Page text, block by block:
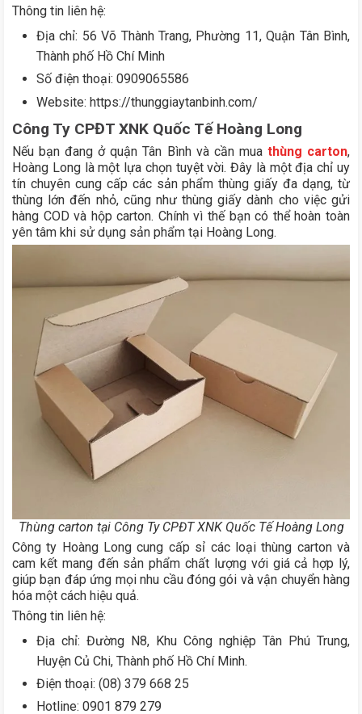
Thông tin liên hệ:
Địa chỉ: 56 Võ Thành Trang, Phường 11, Quận Tân Bình,
Thành phố Hồ Chí Minh
Số điện thoại: 0909065586
Website: https://thunggiaytanbinh.com/
Công Ty CPĐT XNK Quốc Tế Hoàng Long
Nếu bạn đang ở quận Tân Bình và cần mua thùng carton,
Hoàng Long là một lựa chọn tuyệt vời. Đây là một địa chỉ uy
tín chuyên cung cấp các sản phẩm thùng giấy đa dạng, từ
thùng lớn đến nhỏ, cũng như thùng giấy dành cho việc gửi
hàng COD và hộp carton. Chính vì thế bạn có thể hoàn toàn
yên tâm khi sử dụng sản phẩm tại Hoàng Long.
Thùng carton tại Công Ty CPĐT XNK Quốc Tế Hoàng Long
Công ty Hoàng Long cung cấp sỉ các loại thùng carton và
cam kết mang đến sản phẩm chất lượng với giá cả hợp lý,
giúp bạn đáp ứng mọi nhu cầu đóng gói và vận chuyển hàng
hóa một cách hiệu quả.
Thông tin liên hệ:
Địa chỉ: Đường N8, Khu Công nghiệp Tân Phú Trung,
Huyện Củ Chi, Thành phố Hồ Chí Minh.
Điện thoại: (08) 379 668 25
Hotline: 0901 879 279